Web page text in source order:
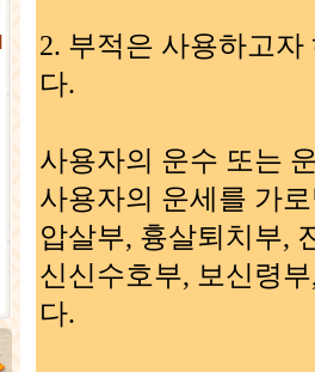
2. 부적은 사용하고
다.
사용자의 운수 또는
사용자의 운세를 가
압살부, 흉살퇴치부,
신신수호부, 보신령
다.